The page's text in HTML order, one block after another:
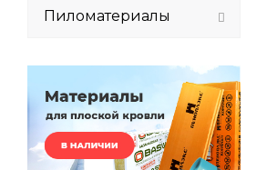
Пиломатериалы